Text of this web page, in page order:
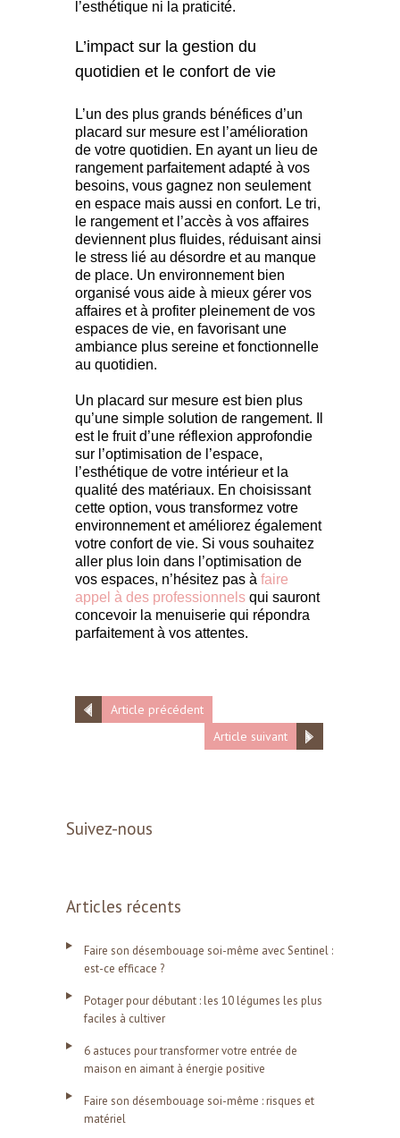
l’esthétique ni la praticité.
L’impact sur la gestion du
quotidien et le confort de vie
L’un des plus grands bénéfices d’un
placard sur mesure est l’amélioration
de votre quotidien. En ayant un lieu de
rangement parfaitement adapté à vos
besoins, vous gagnez non seulement
en espace mais aussi en confort. Le tri,
le rangement et l’accès à vos affaires
deviennent plus fluides, réduisant ainsi
le stress lié au désordre et au manque
de place. Un environnement bien
organisé vous aide à mieux gérer vos
affaires et à profiter pleinement de vos
espaces de vie, en favorisant une
ambiance plus sereine et fonctionnelle
au quotidien.
Un placard sur mesure est bien plus
qu’une simple solution de rangement. Il
est le fruit d’une réflexion approfondie
sur l’optimisation de l’espace,
l’esthétique de votre intérieur et la
qualité des matériaux. En choisissant
cette option, vous transformez votre
environnement et améliorez également
votre confort de vie. Si vous souhaitez
aller plus loin dans l’optimisation de
vos espaces, n’hésitez pas à faire
appel à des professionnels qui sauront
concevoir la menuiserie qui répondra
parfaitement à vos attentes.
Article précédent
Article suivant
Suivez-nous
Articles récents
Faire son désembouage soi-même avec Sentinel :
est-ce efficace ?
Potager pour débutant : les 10 légumes les plus
faciles à cultiver
6 astuces pour transformer votre entrée de
maison en aimant à énergie positive
Faire son désembouage soi-même : risques et
matériel